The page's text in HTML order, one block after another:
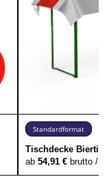
Standardformat
Tischdecke
ab 54,91 € brutto /